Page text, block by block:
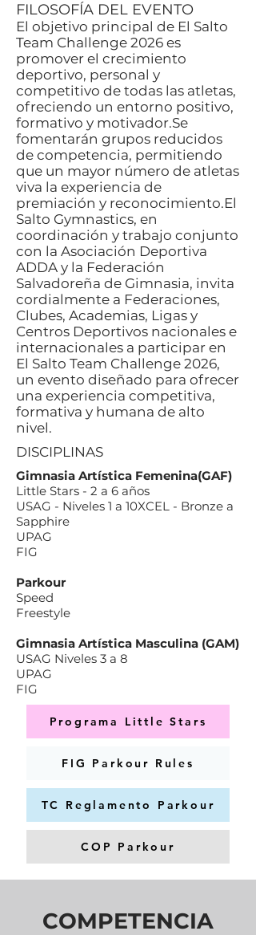
FILOSOFÍA DEL EVENTO
El objetivo principal de El Salto
Team Challenge 2026 es
promover el crecimiento
deportivo, personal y
competitivo de todas las atletas,
ofreciendo un entorno positivo,
formativo y motivador.Se
fomentarán grupos reducidos
de competencia, permitiendo
que un mayor número de atletas
viva la experiencia de
premiación y reconocimiento.El
Salto Gymnastics, en
coordinación y trabajo conjunto
con la Asociación Deportiva
ADDA y la Federación
Salvadoreña de Gimnasia, invita
cordialmente a Federaciones,
Clubes, Academias, Ligas y
Centros Deportivos nacionales e
internacionales a participar en
El Salto Team Challenge 2026,
un evento diseñado para ofrecer
una experiencia competitiva,
formativa y humana de alto
nivel.
DISCIPLINAS
Gimnasia Artística Femenina(GAF)
Little Stars - 2 a 6 años
USAG - Niveles 1 a 10XCEL - Bronze a
Sapphire
UPAG
FIG
Parkour
Speed
Freestyle
Gimnasia Artística Masculina (GAM)
USAG Niveles 3 a 8
UPAG
FIG
Programa Little Stars
FIG Parkour Rules
TC Reglamento Parkour
COP Parkour
COMPETENCIA